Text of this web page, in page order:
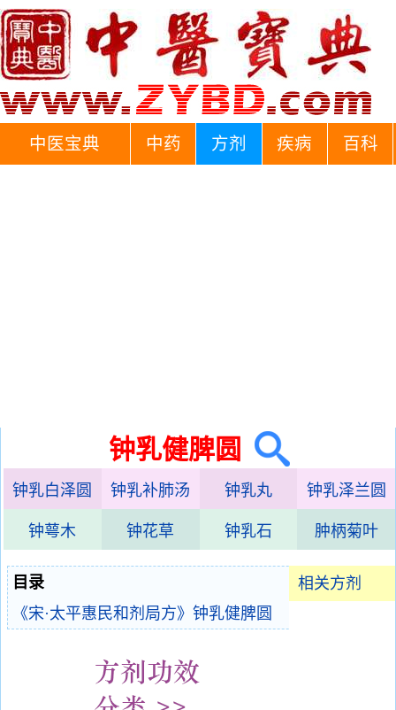
中医宝典 中药 方剂 疾病 百科
钟乳健脾圆
钟乳白泽圆 钟乳补肺汤 钟乳丸 钟乳泽兰圆
钟萼木 钟花草 钟乳石 肿柄菊叶
相关方剂
目录
《宋·太平惠民和剂局方》钟乳健脾圆